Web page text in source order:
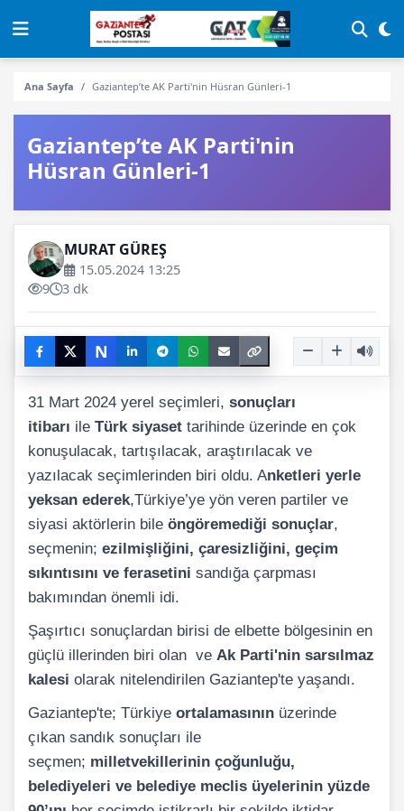
Ana Sayfa Gaziantep’te AK Parti'nin Hüsran Günleri-1
Gaziantep’te AK Parti'nin
Hüsran Günleri-1
MURAT GÜREŞ
15.05.2024 13:25
9
3 dk
N
31 Mart 2024 yerel seçimleri, sonuçları
itibarı ile Türk siyaset tarihinde üzerinde en çok
konuşulacak, tartışılacak, araştırılacak ve
yazılacak seçimlerinden biri oldu. Anketleri yerle
yeksan ederek,Türkiye’ye yön veren partiler ve
siyasi aktörlerin bile öngöremediği sonuçlar,
seçmenin; ezilmişliğini, çaresizliğini, geçim
sıkıntısını ve ferasetini sandığa çarpması
bakımından önemli idi.
Şaşırtıcı sonuçlardan birisi de elbette bölgesinin en
güçlü illerinden biri olan ve Ak Parti'nin sarsılmaz
kalesi olarak nitelendirilen Gaziantep'te yaşandı.
Gaziantep'te; Türkiye ortalamasının üzerinde
çıkan sandık sonuçları ile
seçmen; milletvekillerinin çoğunluğu,
belediyeleri ve belediye meclis üyelerinin yüzde